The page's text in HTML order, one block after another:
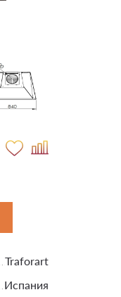
Traforart
Испания